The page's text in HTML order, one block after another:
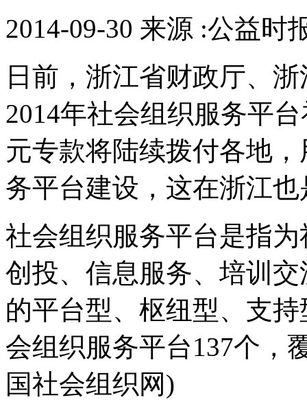
2014-09-30 来源 :公益时
日前，浙江省财政厅、
2014年社会组织服务平
元专款将陆续拨付各地
务平台建设，这在浙江
社会组织服务平台是指
创投、信息服务、培训
的平台型、枢纽型、支
会组织服务平台137个，
国社会组织网)